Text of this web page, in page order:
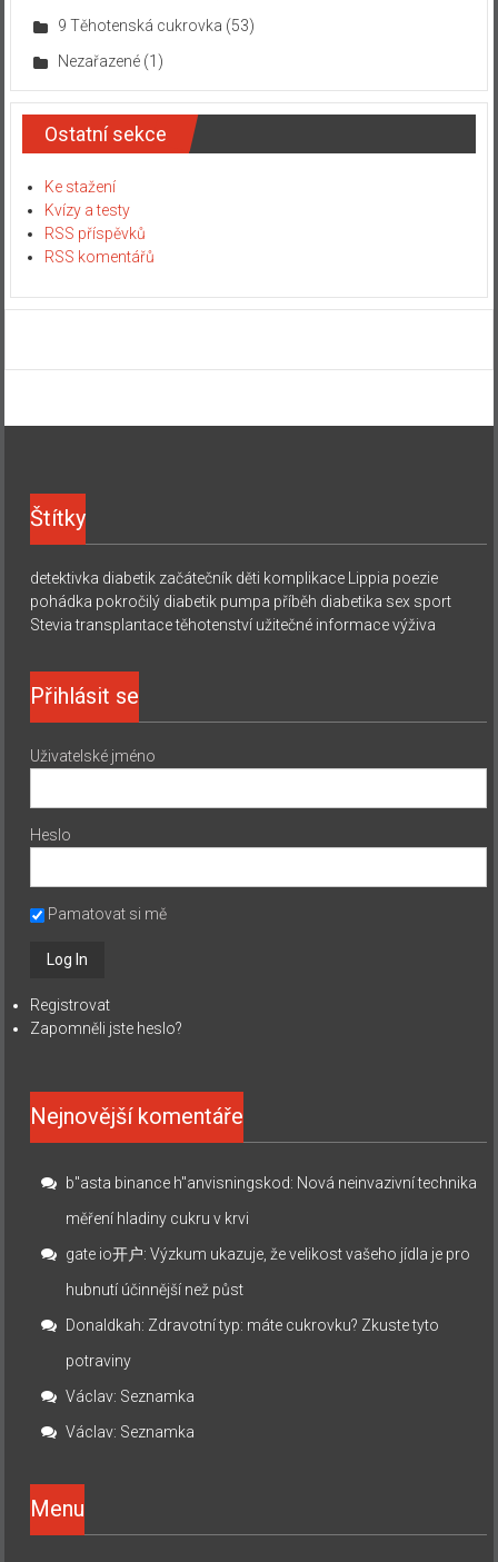
9 Těhotenská cukrovka (53)
Nezařazené(1)
Ostatní sekce
Ke stažení
Kvízy a testy
RSS příspěvků
RSS komentářů
Štítky
detektivka diabetik začátečník děti komplikace Lippia poezie
pohádka pokročilý diabetik pumpa příběh diabetika sex sport
Stevia transplantace těhotenství užitečné informace výživa
Přihlásit se
Uživatelské jméno
Heslo
Pamatovat si mě
Registrovat
Zapomněli jste heslo?
Nejnovější komentáře
b"asta binance h"anvisningskod: Nová neinvazivní technika
měření hladiny cukru v krvi
gate io开户:Výzkum ukazuje, že velikost vašeho jídla je pro
hubnutí účinnější než půst
Donaldkah: Zdravotní typ: máte cukrovku? Zkuste tyto
potraviny
Václav: Seznamka
Václav: Seznamka
Menu